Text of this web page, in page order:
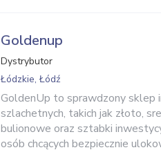
Goldenup
Dystrybutor
Łódzkie, Łódź
GoldenUp to sprawdzony sklep
szlachetnych, takich jak złoto,
bulionowe oraz sztabki
osób chcących bezpiecznie